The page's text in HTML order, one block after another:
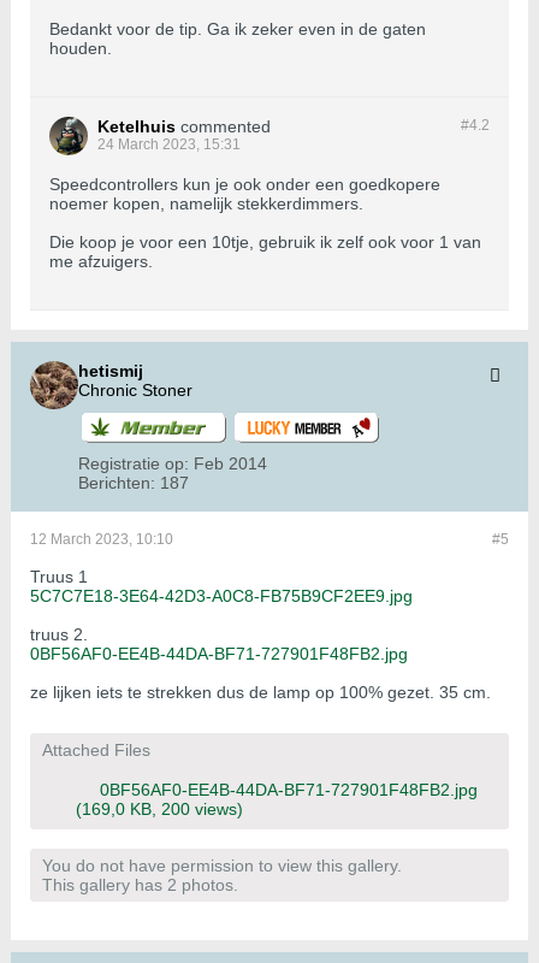
Bedankt voor de tip. Ga ik zeker even in de gaten
houden.
#4.2
Ketelhuis commented
24 March 2023, 15:31
Speedcontrollers kun je ook onder een goedkopere
noemer kopen, namelijk stekkerdimmers.
Die koop je voor een 10tje, gebruik ik zelf ook voor 1 van
me afzuigers.
hetismij
Chronic Stoner
Registratie op: Feb 2014
Berichten: 187
#5
12 March 2023, 10:10
Truus 1
5C7C7E18-3E64-42D3-A0C8-FB75B9CF2EE9.jpg
truus 2.
0BF56AF0-EE4B-44DA-BF71-727901F48FB2.jpg
ze lijken iets te strekken dus de lamp op 100% gezet. 35 cm.
Attached Files
0BF56AF0-EE4B-44DA-BF71-727901F48FB2.jpg
(169,0 KB, 200 views)
You do not have permission to view this gallery.
This gallery has 2 photos.